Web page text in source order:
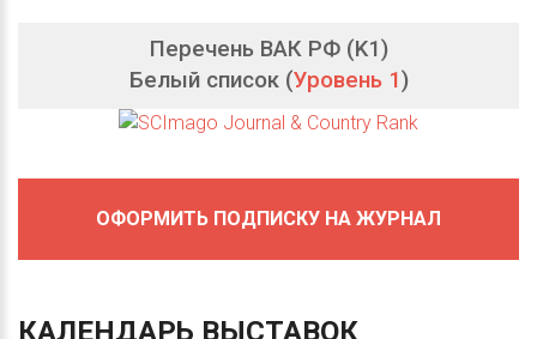
Перечень ВАК РФ (K1)
Белый список (Уровень 1)
ОФОРМИТЬ ПОДПИСКУ НА ЖУРНАЛ
КАЛЕНДАРЬ ВЫСТАВОК